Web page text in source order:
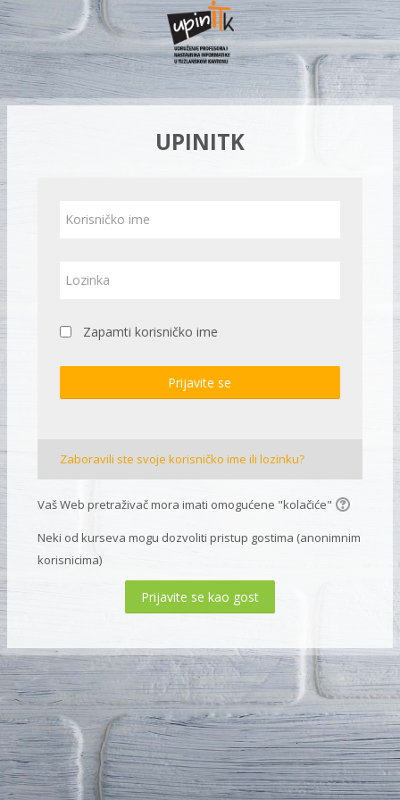
Idi
na
glavni
sadržaj
UPINITK
ime
Zapamti korisničko ime
Prijavite se
Zaboravili ste svoje korisničko ime ili lozinku?
Vaš Web pretraživač mora imati omogućene "kolačiće"
Neki od kurseva mogu dozvoliti pristup gostima (anonimnim
korisnicima)
Prijavite se kao gost